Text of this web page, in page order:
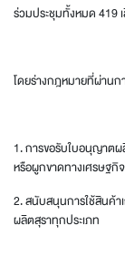
ร่วมประชุมทั้งหมด 419
โดยร่างกฎหมายที่ผ่าน
1. การขอรับใบอนุญาต
หรือผูกขาดทางเศรษฐกิ
2. สนับสนุนการใช้สินค้า
ผลิตสุราทุกประเภท